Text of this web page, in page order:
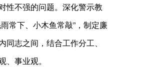
性不强的问题。深化警示教
常下、小木鱼常敲”，制定廉
志之间，结合工作分工、
事业观。